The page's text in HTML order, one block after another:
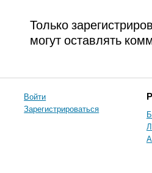
Только
могут оставлять
Войти
Зарегистрироваться